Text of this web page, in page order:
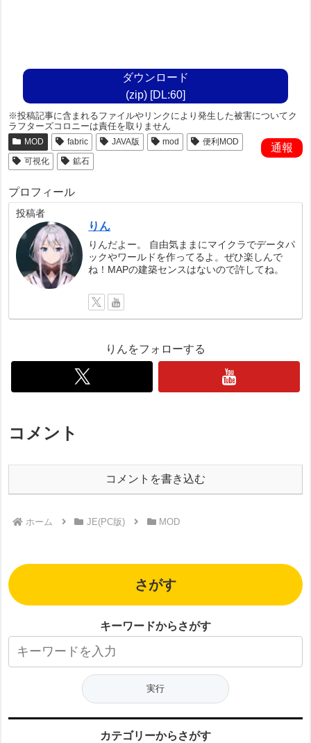
ダウンロード
(zip) [DL:60]
※投稿記事に含まれるファイルやリンクにより発生した被害についてク
ラフターズコロニーは責任を取りません
通報
MOD fabric JAVA版 mod
便利MOD
可視化
鉱石
プロフィール
投稿者
りん
りんだよー。 自由気ままにマイクラでデータパ
ックやワールドを作ってるよ。ぜひ楽しんで
ね！MAPの建築センスはないので許してね。
りんをフォローする
コメント
コメントを書き込む
ホーム JE(PC版) MOD
さがす
キーワードからさがす
カテゴリーからさがす